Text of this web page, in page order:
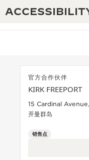
积家国际质保
积家REVERSO
190余年
匠心巧思：1400
官方合作伙伴
KIRK FREEPORT
15 Cardinal
开曼群岛
销售点